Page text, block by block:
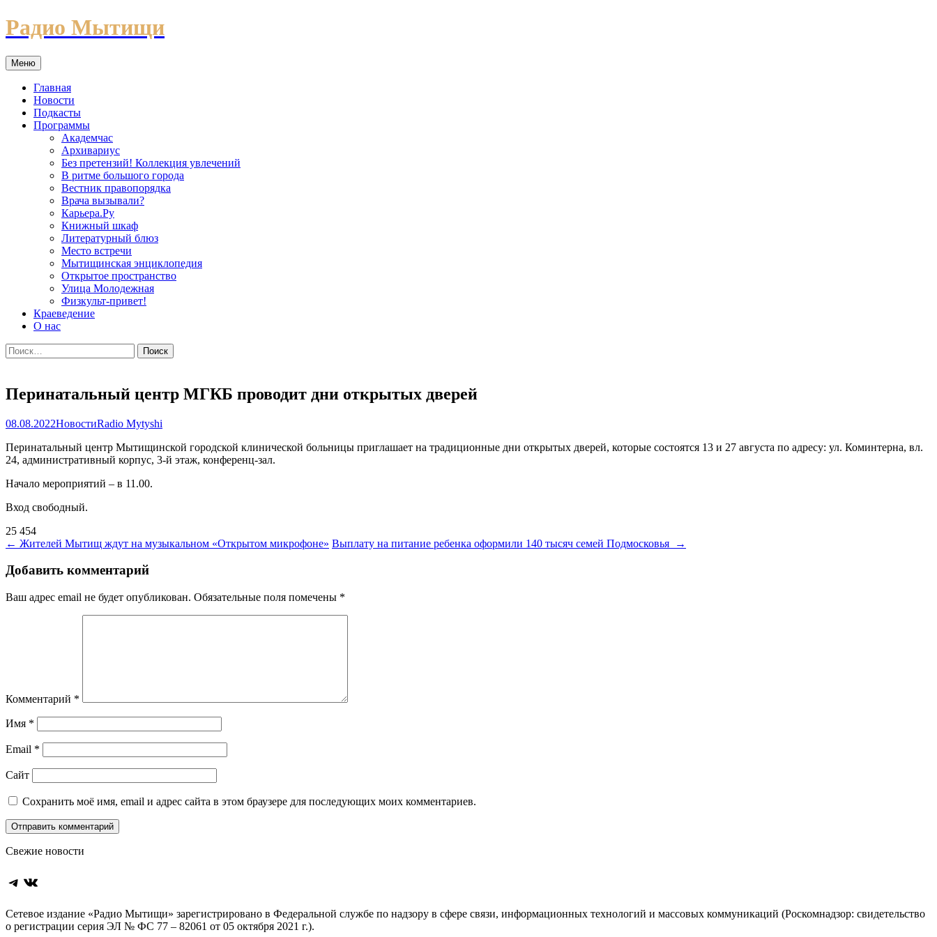
Перейти
к
Радио Мытищи
Меню
Главная
Новости
Подкасты
Программы
Академчас
Архивариус
Без претензий! Коллекция увлечений
В ритме большого города
Вестник правопорядка
Врача вызывали?
Карьера.Ру
Книжный шкаф
Литературный блюз
Место встречи
Мытищинская энциклопедия
Открытое пространство
Улица Молодежная
Физкульт-привет!
Краеведение
О нас
Найти:
Перинатальный центр МГКБ проводит дни открытых дверей
08.08.2022НовостиRadio Mytyshi
Перинатальный центр Мытищинской городской клинической больницы приглашает на традиционные дни открытых дверей, которые состоятся 13 и 27 августа по адресу: ул. Коминтерна, вл.
24, административный корпус, 3-й этаж, конференц-зал.
Начало мероприятий – в 11.00.
Вход свободный.
25 454
Навигация
по
записям
← Жителей Мытищ ждут на музыкальном «Открытом микрофоне» Выплату на питание ребенка оформили 140 тысяч семей Подмосковья →
Добавить комментарий
Ваш адрес email не будет опубликован. Обязательные поля помечены *
Комментарий *
Имя *
Email *
Сайт
Сохранить моё имя, email и адрес сайта в этом браузере для последующих моих комментариев.
Свежие новости
Telegram
ВКонтакте
Сетевое издание «Радио Мытищи» зарегистрировано в Федеральной службе по надзору в сфере связи, информационных технологий и массовых коммуникаций (Роскомнадзор: свидетельство
о регистрации серия ЭЛ № ФС 77 – 82061 от 05 октября 2021 г.).